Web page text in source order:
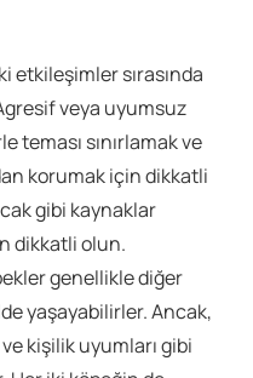
etkileşimler sırasında
veya uyumsuz
teması sınırlamak ve
korumak için dikkatli
gibi kaynaklar
dikkatli olun.
genellikle diğer
yaşayabilirler. Ancak,
kişilik uyumları gibi